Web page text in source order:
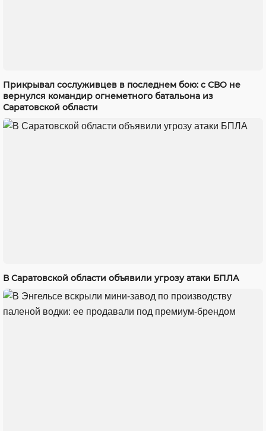
Прикрывал сослуживцев в последнем бою: с СВО не
вернулся командир огнеметного батальона из
Саратовской области
В Саратовской области объявили угрозу атаки БПЛА